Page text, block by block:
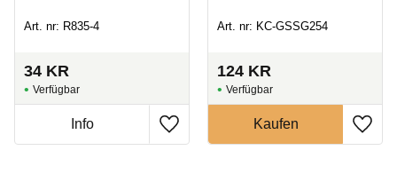
Art. nr: R835-4
34 KR
Art. nr: KC-GSSG254
124 KR